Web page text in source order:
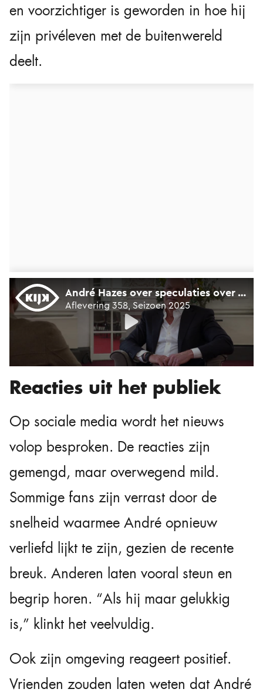
en voorzichtiger is geworden in hoe hij
zijn privéleven met de buitenwereld
deelt.
Reacties uit het publiek
Op sociale media wordt het nieuws
volop besproken. De reacties zijn
gemengd, maar overwegend mild.
Sommige fans zijn verrast door de
snelheid waarmee André opnieuw
verliefd lijkt te zijn, gezien de recente
breuk. Anderen laten vooral steun en
begrip horen. “Als hij maar gelukkig
is,” klinkt het veelvuldig.
Ook zijn omgeving reageert positief.
Vrienden zouden laten weten dat André